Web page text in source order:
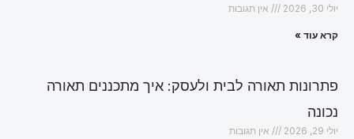
יולי 30, 2026 אין תגובות
קרא עוד »
פתרונות תאורה לבית ולעסק: איך מתכננים תאורה
נכונה
יולי 29, 2026 אין תגובות